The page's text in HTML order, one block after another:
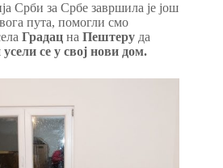
Срби за Србе завршила је још
пута, помогли смо
Градац на Пештеру да
се у свој нови дом.